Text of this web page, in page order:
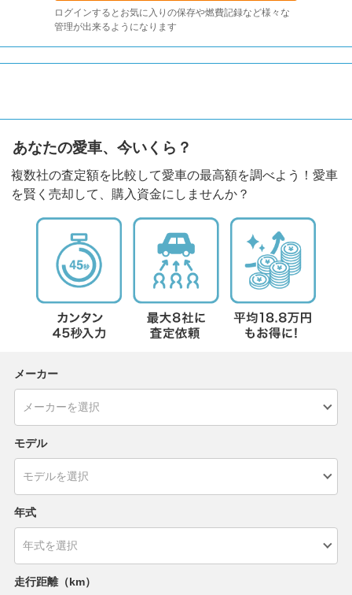
ログインするとお気に入りの保存や燃費記録など様々な
管理が出来るようになります
あなたの愛車、今いくら？
複数社の査定額を比較して愛車の最高額を調べよう！愛車
を賢く売却して、購入資金にしませんか？
メーカー
モデル
年式
走行距離（km）